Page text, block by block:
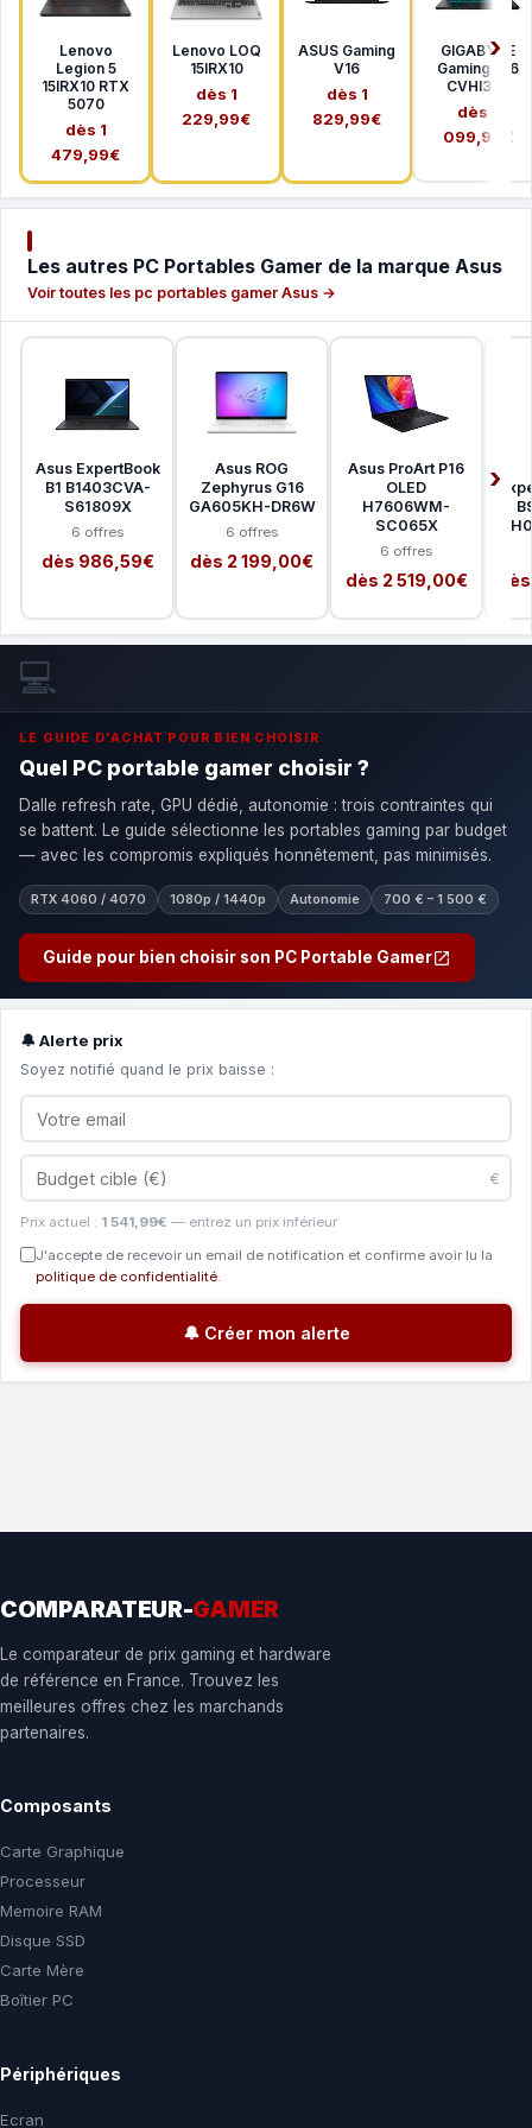
Lenovo
Legion 5
15IRX10 RTX
5070
dès 1
479,99€
Lenovo LOQ
15IRX10
dès 1
229,99€
ASUS Gaming
V16
dès 1
829,99€
GIGABYTE
Gaming A16
CVHI3FR
dès 1
099,99€
Les autres PC Portables Gamer de la marque Asus
Voir toutes les pc portables gamer Asus →
Asus ExpertBook
B1 B1403CVA-
S61809X
6 offres
dès 986,59€
Asus ROG
Zephyrus G16
GA605KH-DR6W
6 offres
dès 2 199,00€
Asus ProArt P16
OLED
H7606WM-
SC065X
6 offres
dès 2 519,00€
💻
LE GUIDE D'ACHAT POUR BIEN CHOISIR
Quel PC portable gamer choisir ?
Dalle refresh rate, GPU dédié, autonomie : trois contraintes qui
se battent. Le guide sélectionne les portables gaming par budget
— avec les compromis expliqués honnêtement, pas minimisés.
RTX 4060 / 4070 1080p / 1440p Autonomie 700 € – 1 500 €
Guide pour bien choisir son PC Portable Gamer
🔔 Alerte prix
Soyez notifié quand le prix baisse :
€
Prix actuel : 1 541,99€ — entrez un prix inférieur
J'accepte de recevoir un email de notification et confirme avoir lu la
politique de confidentialité.
🔔 Créer mon alerte
COMPARATEUR-GAMER
Le comparateur de prix gaming et hardware
de référence en France. Trouvez les
meilleures offres chez les marchands
partenaires.
Composants
Carte Graphique
Processeur
Memoire RAM
Disque SSD
Carte Mère
Boîtier PC
Périphériques
Ecran